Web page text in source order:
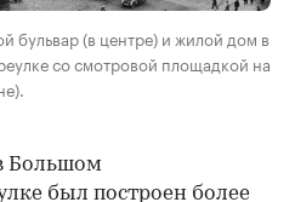
бульвар (в центре) и жилой дом в
со смотровой площадкой на
Большом
был построен более